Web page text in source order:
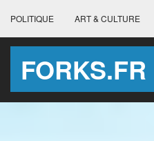
POLITIQUE ART & CULTURE
FORKS.FR